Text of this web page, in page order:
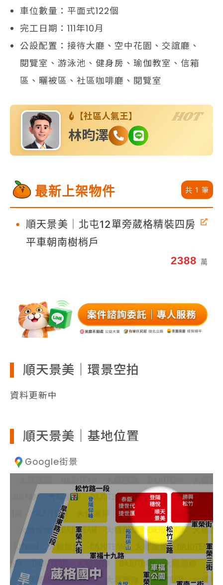
車位數量：平面式122個
完工日期：111年10月
公設配置：接待大廳、空中花園、交誼廳、
閱覽室、游泳池、健身房、瑜伽教室、信箱
區、曬被區、社區咖啡廳、閱覽室
【社區人氣王】
林昀澤
HOT
最新上架物件 共 1 筆
• 順天景美｜北屯12單旁葳格精裝四房
平車朝南樹梢戶
2388 萬
順天景美｜環景空拍
資料更新中
順天景美｜基地位置
Google街景